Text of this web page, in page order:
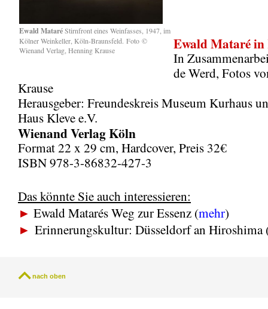
Ewald MataréStirnfront eines Weinfasses, 1947, im
Kölner Weinkeller, Köln-Braunsfeld. Foto ©
Wienand Verlag, Henning Krause
Ewald Mataré
In
de Werd, Fotos
Krause
Herausgeber: Freundeskreis Museum Kurhaus
Haus Kleve e.V.
Wienand Verlag Köln
Format 22 x 29 cm, Hardcover, Preis 32€
ISBN 978-3-86832-427-3
Das könnte Sie auch interessieren:
► Ewald Matarés Weg zur Essenz (mehr)
► Erinnerungskultur: Düsseldorf an Hiroshima
nach oben